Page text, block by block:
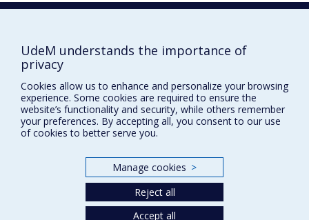
2022
Prix et distinctions
Accessibilité
UdeM understands the importance of
privacy
Cookies allow us to enhance and personalize your browsing
experience. Some cookies are required to ensure the
website’s functionality and security, while others remember
your preferences. By accepting all, you consent to our use
of cookies to better serve you.
Manage cookies >
Reject all
Accept all